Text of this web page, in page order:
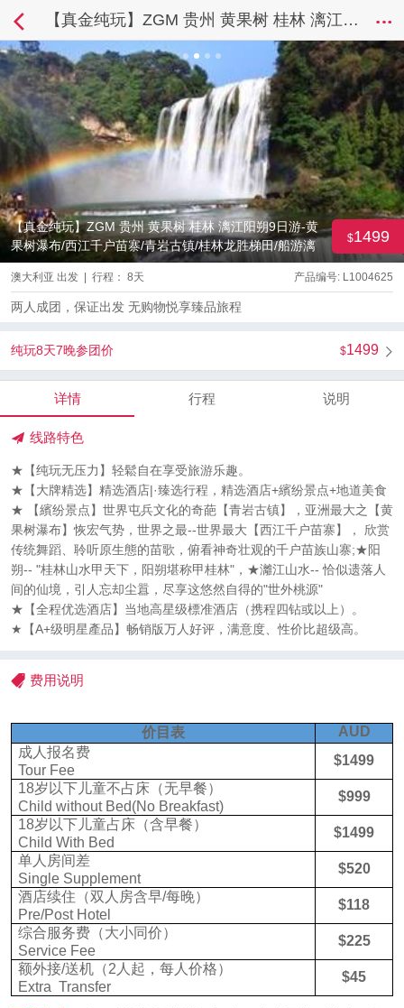
【真金纯玩】ZGM 贵州 黄果树 桂林 漓江阳朔9日游-黄果树瀑布/西江千户苗寨/青岩古镇/桂林龙胜梯田/船游漓江/阳朔/象鼻山
【真金纯玩】ZGM 贵州 黄果树 桂林 漓江阳朔9日游-黄
果树瀑布/西江千户苗寨/青岩古镇/桂林龙胜梯田/船游漓
江/阳朔/象鼻山
1499
产品编号: L1004625
澳大利亚 出发 | 行程： 8天
两人成团，保证出发 无购物悦享臻品旅程
1499
纯玩8天7晚参团价
详情 行程 说明
线路特色
★【纯玩无压力】轻鬆自在享受旅游乐趣。
★【大牌精选】精选酒店|·臻选行程，精选酒店+繽纷景点+地道美食
★ 【繽纷景点】世界屯兵文化的奇葩【青岩古镇】，亚洲最大之【黄
果树瀑布】恢宏气势，世界之最--世界最大【西江千户苗寨】， 欣赏
传统舞蹈、聆听原生態的苗歌，俯看神奇壮观的千户苗族山寨;★阳
朔-- "桂林山水甲天下，阳朔堪称甲桂林"，★灕江山水-- 恰似遗落人
间的仙境，引人忘却尘囂，尽享这悠然自得的"世外桃源"
★【全程优选酒店】当地高星级標准酒店（携程四钻或以上）。
★【A+级明星產品】畅销版万人好评，满意度、性价比超级高。
费用说明
价目表
AUD
成人报名费
Tour Fee
$1499
18岁以下儿童不占床（无早餐）
Child without Bed(No Breakfast)
$999
18岁以下儿童占床（含早餐）
Child With Bed
$1499
单人房间差
Single Supplement
$520
酒店续住（双人房含早/每晚）
Pre/Post Hotel
$118
综合服务费（大小同价）
Service Fee
$225
额外接/送机（2人起，每人价格）
Extra Transfer
$45